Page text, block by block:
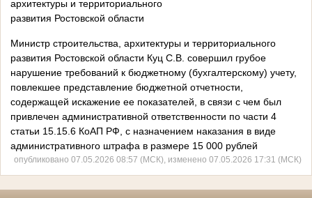
архитектуры и территориального
развития Ростовской области
Министр строительства, архитектуры и территориального
развития Ростовской области Куц С.В. совершил грубое
нарушение требований к бюджетному (бухгалтерскому) учету,
повлекшее представление бюджетной отчетности,
содержащей искажение ее показателей, в связи с чем был
привлечен административной ответственности по части 4
статьи 15.15.6 КоАП РФ, с назначением наказания в виде
административного штрафа в размере 15 000 рублей
опубликовано 07.05.2026 08:57 (МСК), изменено 07.05.2026 17:31 (МСК)